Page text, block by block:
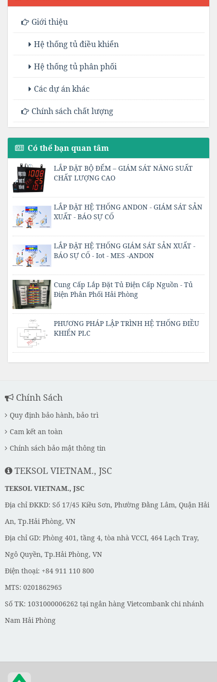
Giới thiệu
Hệ thống tủ điều khiển
Hệ thống tủ phân phối
Các dự án khác
Chính sách chất lượng
Có thể bạn quan tâm
LẮP ĐẶT BỘ ĐẾM – GIÁM SÁT NĂNG SUẤT
CHẤT LƯỢNG CAO
LẮP ĐẶT HỆ THỐNG ANDON - GIÁM SÁT SẢN
XUẤT - BÁO SỰ CỐ
LẮP ĐẶT HỆ THỐNG GIÁM SÁT SẢN XUẤT -
BÁO SỰ CỐ - Iot - MES -ANDON
Cung Cấp Lắp Đặt Tủ Điện Cấp Nguồn - Tủ
Điện Phân Phối Hải Phòng
PHƯƠNG PHÁP LẬP TRÌNH HỆ THỐNG ĐIỀU
KHIỂN PLC
Chính Sách
Quy định bảo hành, bảo trì
Cam kết an toàn
Chính sách bảo mật thông tin
TEKSOL VIETNAM., JSC
TEKSOL VIETNAM., JSC
Địa chỉ ĐKKD: Số 17/45 Kiều Sơn, Phường Đằng Lâm, Quận Hải
An, Tp.Hải Phòng, VN
Địa chỉ GD: Phòng 401, tầng 4, tòa nhà VCCI, 464 Lạch Tray,
Ngô Quyền, Tp.Hải Phòng, VN
Điện thoại: +84 911 110 800
MTS: 0201862965
Số TK: 1031000006262 tại ngân hàng Vietcombank chi nhánh
Nam Hải Phòng